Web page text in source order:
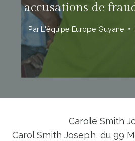
accusations de
Par L'équipe Europe Guyane
Carole Smith
Carol Smith Joseph, du 99